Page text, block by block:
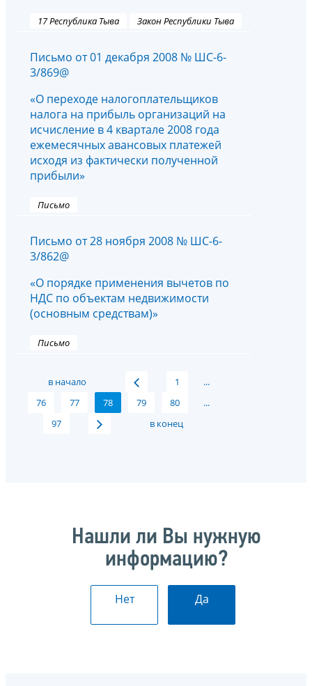
17 Республика Тыва Закон Республики Тыва
Письмо от 01 декабря 2008 № ШС-6-
3/869@
«О переходе налогоплательщиков
налога на прибыль организаций на
исчисление в 4 квартале 2008 года
ежемесячных авансовых платежей
исходя из фактически полученной
прибыли»
Письмо
Письмо от 28 ноября 2008 № ШС-6-
3/862@
«О порядке применения вычетов по
НДС по объектам недвижимости
(основным средствам)»
Письмо
в начало 1
...
76
77 78 79 80
...
97
в конец
Нашли ли Вы нужную
информацию?
Нет Да